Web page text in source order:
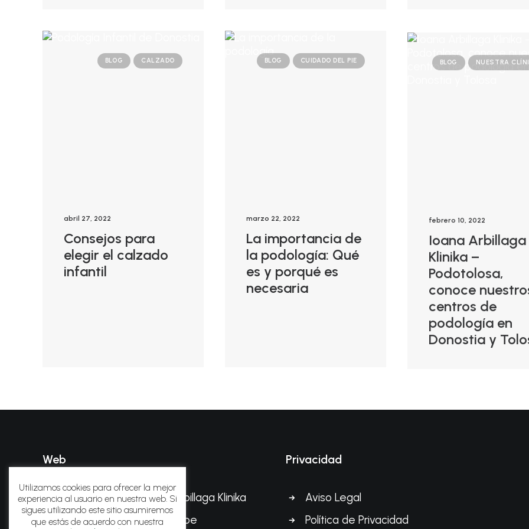
BLOG CALZADO
abril 27, 2022
Consejos para
elegir el calzado
infantil
BLOG CUIDADO DEL PIE
marzo 22, 2022
La importancia de
la podología: Qué
es y porqué es
necesaria
BLOG NUESTRA
febrero 10, 2022
Ioana Arbillaga
Klinika –
Podotolosa,
conoce
centros de
podología en
Donostia y
Web
© 2021 Podotolosa — Arbillaga Klinika
Web desarrollada por
Nube
Privacidad
Aviso Legal
Política de Privacidad
Utilizamos cookies para ofrecer la mejor
experiencia al usuario en nuestra web. Si
sigues utilizando este sitio asumiremos
que estás de acuerdo con nuestra